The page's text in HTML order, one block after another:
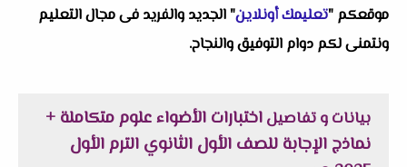
موقعكم "تعليمك أونلاين" الجديد والفريد فى مجال التعليم
ونتمنى لكم دوام التوفيق والنجاح.
بيانات و تفاصيلاختبارات الأضواء علوم متكاملة +
نماذج الإجابة للصف الأول الثانوي الترم الأول